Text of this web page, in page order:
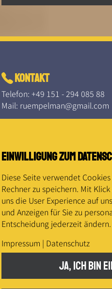
kontakt
Telefon:+49 151 - 294 085 88
Mail: ruempelman@gmail.com
Einwilligung zum
Diese Seite verwendet
Rechner zu speichern. Mit
uns die User Experience auf
und Anzeigen für Sie zu
Entscheidung jederzeit ändern.
Impressum | Datenschutz
JA, ICH BIN